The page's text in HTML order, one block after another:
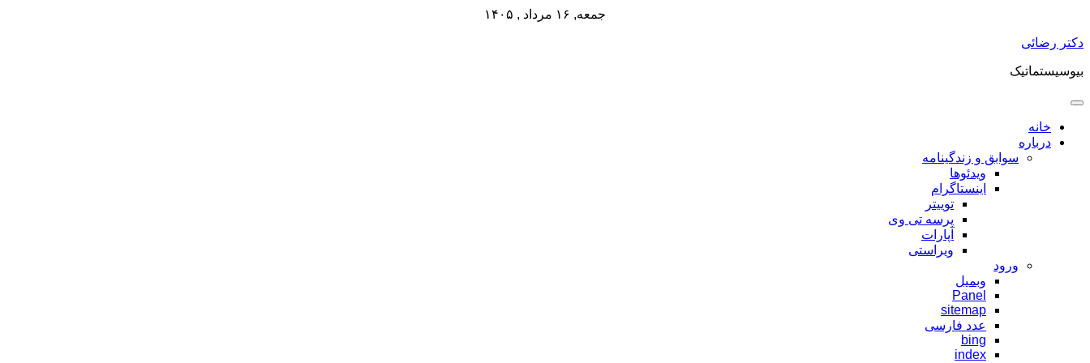
جمعه, ۱۶ مرداد , ۱۴۰۵
به
دکتر رضائی
بیوسیستماتیک
خانه
درباره
سوابق و زندگینامه
ویدئوها
اینستاگرام
توییتر
پرسه تی وی
آپارات
ویراستی
ورود
وبمیل
Panel
sitemap
عدد فارسی
bing
index